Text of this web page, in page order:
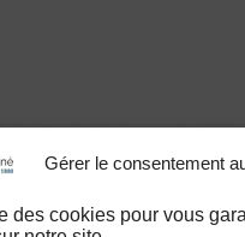
Gérer le consentement
des cookies pour vous